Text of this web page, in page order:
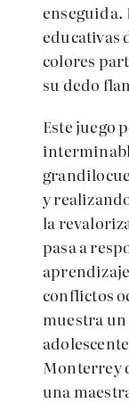
enseguida.
educativas
colores
su dedo
Este juego
y
la
pasa a
conflictos
muestra un
Monterrey
una